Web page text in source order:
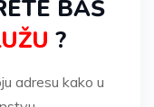
BAŠ
?
adresu kako u